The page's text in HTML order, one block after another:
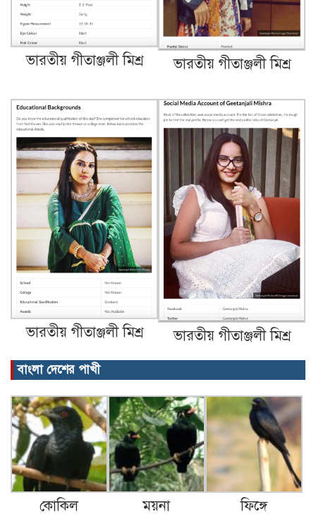
ভারতীয় গীতাঞ্জলী মিশ্র ভারতীয় গীতাঞ্জলী মিশ্র
ভারতীয় গীতাঞ্জলী মিশ্র ভারতীয় গীতাঞ্জলী মিশ্র
বাংলা দেশের পাখী
কোকিল ময়না ফিঙ্গে